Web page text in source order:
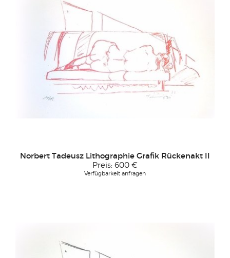
Norbert Tadeusz Lithographie Grafik Rückenakt II
Preis: 600 €
Verfügbarkeit anfragen